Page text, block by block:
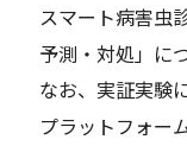
スマート病害虫
予測・対処」に
なお、実証実験
プラットフォー